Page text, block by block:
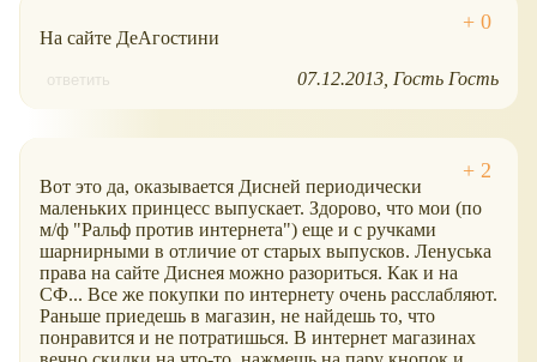
На сайте ДеАгостини
ответить 07.12.2013 Гость Гость
Вот это да, оказывается Дисней периодически
маленьких принцесс выпускает. Здорово, что мои (по
м/ф "Ральф против интернета") еще и с ручками
шарнирными в отличие от старых выпусков. Ленуська
права на сайте Диснея можно разориться. Как и на
СФ... Все же покупки по интернету очень расслабляют.
Раньше приедешь в магазин, не найдешь то, что
понравится и не потратишься. В интернет магазинах